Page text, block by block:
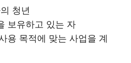
청년
보유하고 있는 자
용 목적에 맞는 사업을 계